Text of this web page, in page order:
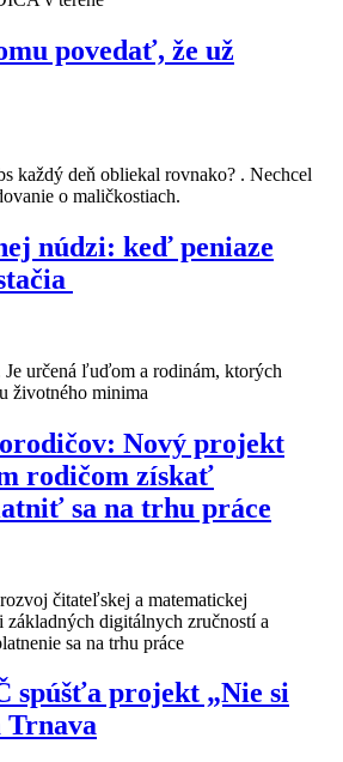
povedať, že už
každý deň obliekal rovnako? . Nechcel
o maličkostiach.
núdzi: keď peniaze
určená ľuďom a rodinám, ktorých
životného minima
Nový projekt
rodičom získať
sa na trhu práce
čitateľskej a matematickej
základných digitálnych zručností a
sa na trhu práce
spúšťa projekt „Nie si
Trnava